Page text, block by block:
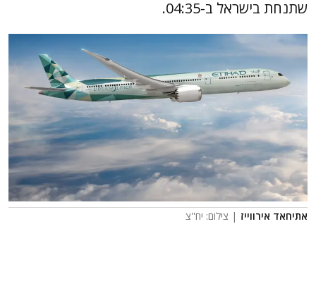
שתנחת בישראל ב-04:35.
אתיחאד אירווייז | צילום: יח''צ